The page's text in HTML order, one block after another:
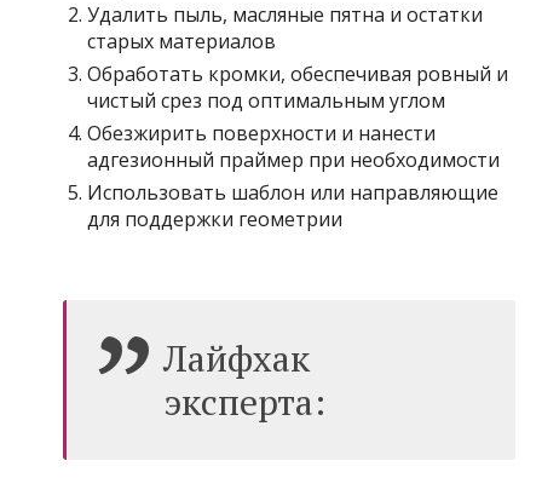
Удалить пыль, масляные пятна и остатки
старых материалов
Обработать кромки, обеспечивая ровный и
чистый срез под оптимальным углом
Обезжирить поверхности и нанести
адгезионный праймер при необходимости
Использовать шаблон или направляющие
для поддержки геометрии
Лайфхак
эксперта: